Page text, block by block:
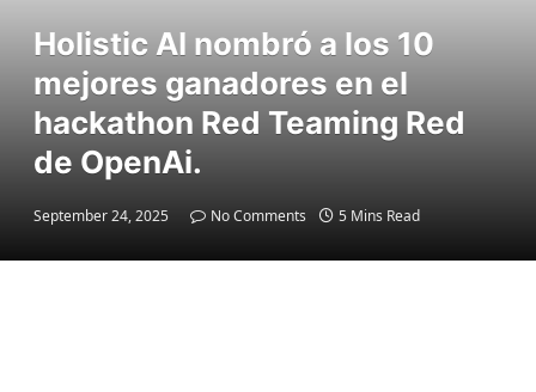
Holistic AI nombró a los 10
mejores ganadores en el
hackathon Red Teaming Red
de OpenAi.
September 24, 2025 No Comments 5 Mins Read